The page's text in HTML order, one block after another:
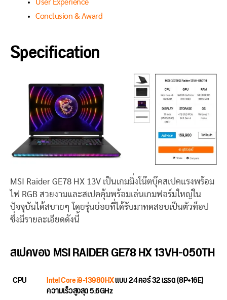
User Experience
Conclusion & Award
Specification
MSI Raider GE78 HX 13V เป็นเกมมิ่งโน๊ตบุ๊คสเปคแรงพร้อม
ไฟ RGB สวยงามและสเปคคุ้มพร้อมเล่นเกมฟอร์มใหญ่ใน
ปัจจุบันได้สบายๆ โดยรุ่นย่อยที่ได้รับมาทดสอบเป็นตัวท็อป
ซึ่งมีรายละเอียดดังนี้
สเปคของ MSI RAIDER GE78 HX 13VH-050TH
CPU Intel Core i9-13980HXแบบ 24 คอร์ 32 เธรด (8P+16E)
ความเร็วสูงสุด 5.6GHz